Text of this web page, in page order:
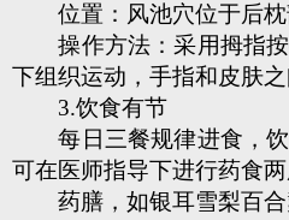
位置：风池穴位于后枕
操作方法：采用拇指按
下组织运动，手指和皮肤之
3.饮食有节
每日三餐规律进食，饮
可在医师指导下进行药食
药膳，如银耳雪梨百合